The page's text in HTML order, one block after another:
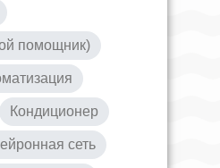
помощник)
Кондиционер
сеть